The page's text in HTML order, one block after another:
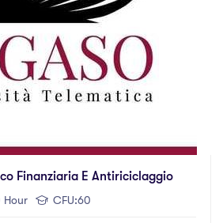
Finanziaria E Antiriciclaggio
Hour CFU:60